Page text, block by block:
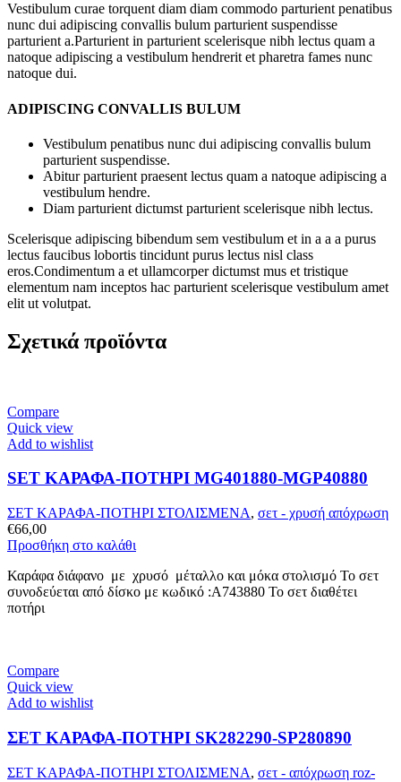
Vestibulum curae torquent diam diam commodo parturient penatibus
nunc dui adipiscing convallis bulum parturient suspendisse
parturient a.Parturient in parturient scelerisque nibh lectus quam a
natoque adipiscing a vestibulum hendrerit et pharetra fames nunc
natoque dui.
ADIPISCING CONVALLIS BULUM
Vestibulum penatibus nunc dui adipiscing convallis bulum
parturient suspendisse.
Abitur parturient praesent lectus quam a natoque adipiscing a
vestibulum hendre.
Diam parturient dictumst parturient scelerisque nibh lectus.
Scelerisque adipiscing bibendum sem vestibulum et in a a a purus
lectus faucibus lobortis tincidunt purus lectus nisl class
eros.Condimentum a et ullamcorper dictumst mus et tristique
elementum nam inceptos hac parturient scelerisque vestibulum amet
elit ut volutpat.
Σχετικά προϊόντα
Compare
Quick view
Add to wishlist
SET ΚΑΡΑΦΑ-ΠΟΤΗΡΙ MG401880-MGP40880
ΣΕΤ ΚΑΡΑΦΑ-ΠΟΤΗΡΙ ΣΤΟΛΙΣΜΕΝΑ, σετ - χρυσή απόχρωση
€66,00
Προσθήκη στο καλάθι
Καράφα διάφανο με χρυσό μέταλλο και μόκα στολισμό Το σετ
συνοδεύεται από δίσκο με κωδικό :A743880 Το σετ διαθέτει
ποτήρι
Compare
Quick view
Add to wishlist
ΣΕΤ ΚΑΡΑΦΑ-ΠΟΤΗΡΙ SK282290-SP280890
ΣΕΤ ΚΑΡΑΦΑ-ΠΟΤΗΡΙ ΣΤΟΛΙΣΜΕΝΑ, σετ - απόχρωση roz-